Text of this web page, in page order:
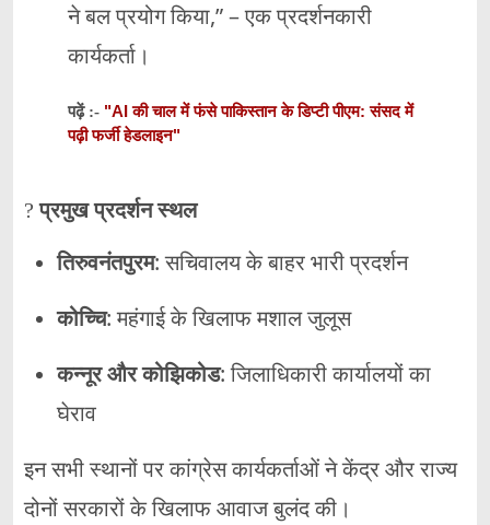
ने बल प्रयोग किया,” – एक प्रदर्शनकारी
कार्यकर्ता।
पढ़ें :- "AI की चाल में फंसे पाकिस्तान के डिप्टी पीएम: संसद में
पढ़ी फर्जी हेडलाइन"
?प्रमुख प्रदर्शन स्थल
तिरुवनंतपुरम: सचिवालय के बाहर भारी प्रदर्शन
कोच्चि: महंगाई के खिलाफ मशाल जुलूस
कन्नूर और कोझिकोड: जिलाधिकारी कार्यालयों का
घेराव
इन सभी स्थानों पर कांग्रेस कार्यकर्ताओं ने केंद्र और राज्य
दोनों सरकारों के खिलाफ आवाज बुलंद की।